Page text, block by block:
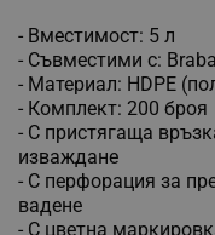
- Вместимост: 5 л
- Съвместими с:
- Материал: HDPE
- Комплект: 200 броя
- С пристягаща
изваждане
- С перфорация за
вадене
- С цветна